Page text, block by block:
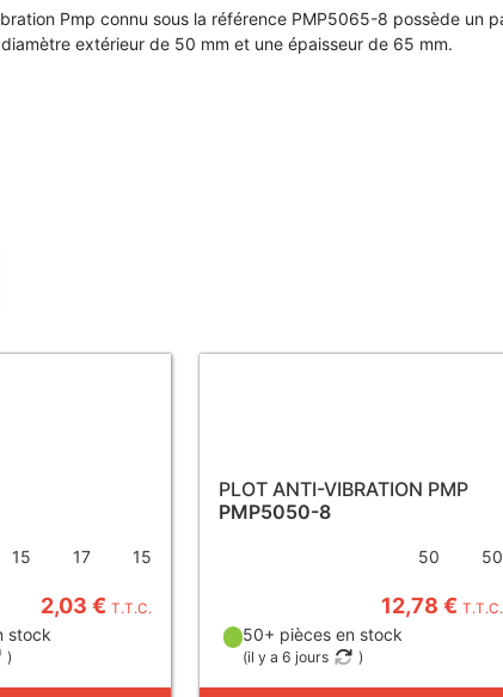
Pmp connu sous la référence PMP5065-8 possède un
extérieur de 50 mm et une épaisseur de 65 mm.
15 17 15
2,03 € T.T.C.
stock
)
PLOT ANTI-VIBRATION PMP
PMP5050-8
50 50
12,78 € T.T.C.
50+ pièces en stock
(il y a 6 jours )